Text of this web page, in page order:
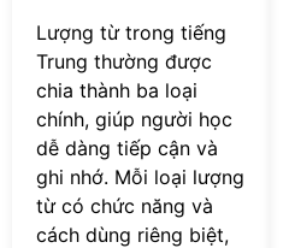
Lượng từ trong tiếng
Trung thường được
chia thành ba loại
chính, giúp người học
dễ dàng tiếp cận và
ghi nhớ. Mỗi loại lượng
từ có chức năng và
cách dùng riêng biệt,